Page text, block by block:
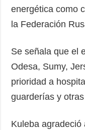
energética como
la Federación
Se señala que el
Odesa, Sumy,
prioridad a
guarderías y
Kuleba